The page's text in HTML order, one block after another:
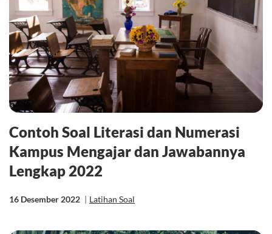
Contoh Soal Literasi dan Numerasi
Kampus Mengajar dan Jawabannya
Lengkap 2022
16 Desember 2022 | Latihan Soal